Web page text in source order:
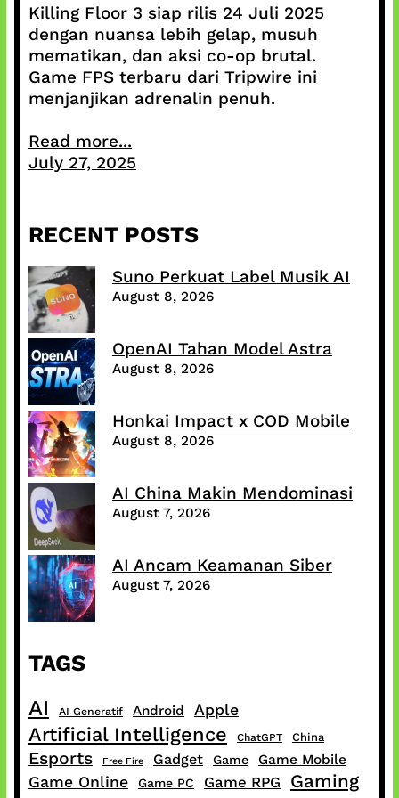
Killing Floor 3 siap rilis 24 Juli 2025
dengan nuansa lebih gelap, musuh
mematikan, dan aksi co-op brutal.
Game FPS terbaru dari Tripwire ini
menjanjikan adrenalin penuh.
Read more...
July 27, 2025
RECENT POSTS
Suno Perkuat Label Musik AI
August 8, 2026
OpenAI Tahan Model Astra
August 8, 2026
Honkai Impact x COD Mobile
August 8, 2026
AI China Makin Mendominasi
August 7, 2026
AI Ancam Keamanan Siber
August 7, 2026
TAGS
AI AI Generatif Android Apple
Artificial Intelligence ChatGPT China
Esports Free Fire Gadget Game Game Mobile
Game Online Game PC Game RPG Gaming